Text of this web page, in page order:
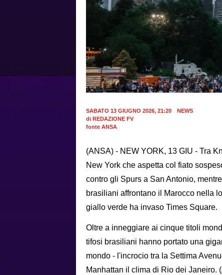
SABATO 13 GIUGNO 2026, 21:20
NEWS
di REDAZIONE FV
fonte ANSA
(ANSA) - NEW YORK, 13 GIU - Tra
New York che aspetta col fiato
contro gli Spurs a San Antonio,
brasiliani affrontano il Marocco nella
giallo verde ha invaso Times Square.
Oltre a inneggiare ai cinque titoli
tifosi brasiliani hanno portato una
mondo - l'incrocio tra la Settima
Manhattan il clima di Rio dei Janeiro.